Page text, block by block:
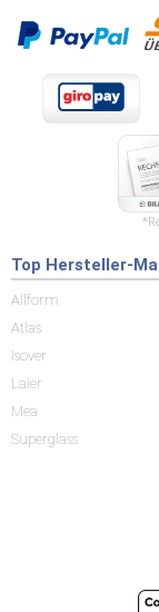
Top Hersteller-
Allform
Atlas
Isover
Laier
Mea
Superglass